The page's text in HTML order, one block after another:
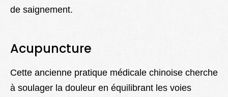
de saignement.
Acupuncture
Cette ancienne pratique médicale chinoise cherche
à soulager la douleur en équilibrant les voies